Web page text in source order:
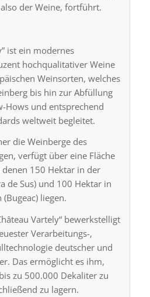
der Weine, fortführt.
ist ein modernes
hochqualitativer Weine
Weinsorten, welches
bis hin zur Abfüllung
Hows und entsprechend
weltweit begleitet.
die Weinberge des
verfügt über eine Fläche
150 Hektar in der
de Sus) und 100 Hektar in
liegen.
Vartely“ bewerkstelligt
Verarbeitungs-,
deutscher und
Das ermöglicht es ihm,
zu 500.000 Dekaliter zu
zu lagern.